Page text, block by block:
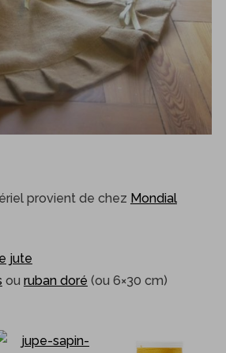
provient de chez Mondial
jute
ou ruban doré (ou 6×30 cm)